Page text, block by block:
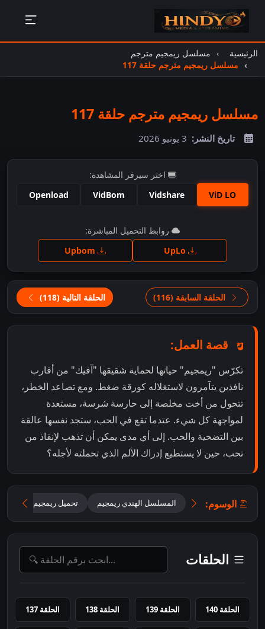
الرئيسية
مسلسل ريمجيم مترجم
مسلسل ريمجيم مترجم حلقة 117
مسلسل ريمجيم مترجم حلقة 117
تاريخ النشر: 3 يونيو 2026
اختر سيرفر المشاهدة:
ViD LO
Vidshare
VidBom
Openload
اضغط للمشاهدة
روابط التحميل المباشرة:
الحلقة السابقة (116) الحلقة التالية (118)
قصة العمل:
تكرّس "ريمجيم" حياتها لحماية شقيقها "آفيك" من أقارب
نافذين يتآمرون لاستغلاله كورقة ضغط. ومع تصاعد الخطر،
تتحول من أخت مخلصة إلى حارسة شرسة، مستعدة
لمواجهة كل شيء. عتدما تقع في الحب، ستجد نفسها عالقة
بين التضحية والحب. إلى أي مدى يمكن أن تذهب لإنقاذ من
تحب، حين لا يستطيع إدراك الألم الذي تحملته لأجله؟
الوسوم: المسلسل الهندي ريمجيم تحميل ريمجيم 2026 مترجم للعربية
الحلقات
الحلقة 140 الحلقة 139 الحلقة 138 الحلقة 137